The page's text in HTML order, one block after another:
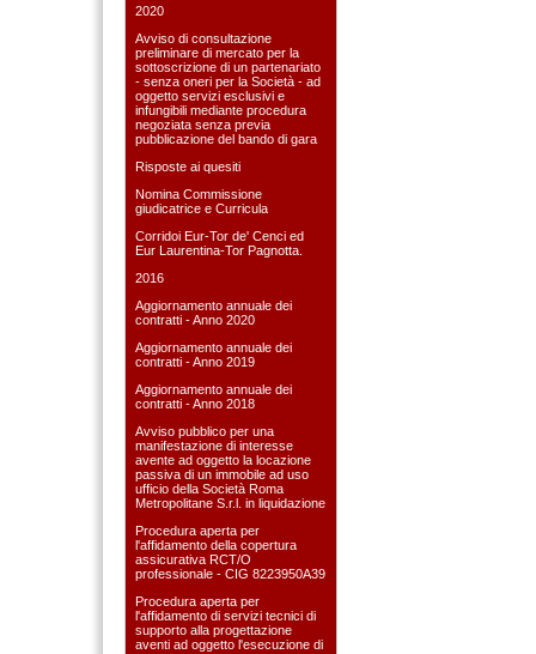
2020
Avviso di consultazione
preliminare di mercato per la
sottoscrizione di un partenariato
- senza oneri per la Società - ad
oggetto servizi esclusivi e
infungibili mediante procedura
negoziata senza previa
pubblicazione del bando di gara
Risposte ai quesiti
Nomina Commissione
giudicatrice e Curricula
Corridoi Eur-Tor de' Cenci ed
Eur Laurentina-Tor Pagnotta.
2016
Aggiornamento annuale dei
contratti - Anno 2020
Aggiornamento annuale dei
contratti - Anno 2019
Aggiornamento annuale dei
contratti - Anno 2018
Avviso pubblico per una
manifestazione di interesse
avente ad oggetto la locazione
passiva di un immobile ad uso
ufficio della Società Roma
Metropolitane S.r.l. in liquidazione
Procedura aperta per
l'affidamento della copertura
assicurativa RCT/O
professionale - CIG 8223950A39
Procedura aperta per
l'affidamento di servizi tecnici di
supporto alla progettazione
aventi ad oggetto l'esecuzione di